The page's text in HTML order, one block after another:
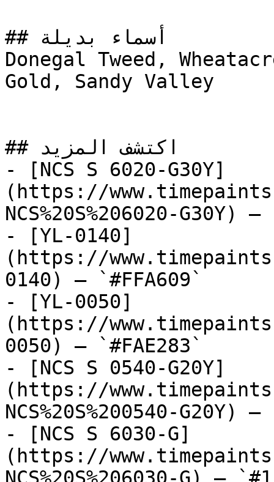
## أسماء بديلة
Donegal Tweed,
Gold, Sandy Valley
## اكتشف المزيد
- [NCS S 6020-G30Y]
(https://
NCS%20S%206020-G30Y)
- [YL-0140]
(https://
0140) — `#FFA609`
- [YL-0050]
(https://
0050) — `#FAE283`
- [NCS S 0540-G20Y]
(https://
NCS%20S%200540-G20Y)
- [NCS S 6030-G]
(https://